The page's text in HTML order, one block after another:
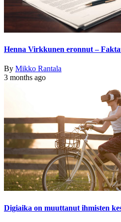
Henna Virkkunen eronnut –
By Mikko Rantala
3 months ago
Digiaika on muuttanut ihmisten